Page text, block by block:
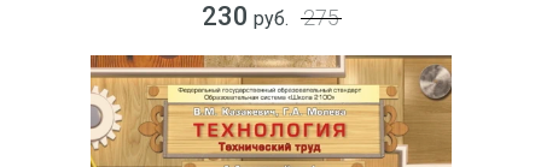
230 руб. 275